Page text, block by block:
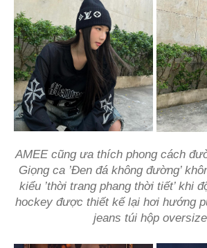
AMEE cũng ưa thích phong cách
Giọng ca ’Đen đá không đường’
kiểu ’thời trang phang thời tiết’ khi
hockey được thiết kế lại hơi hướng
jeans túi hộp